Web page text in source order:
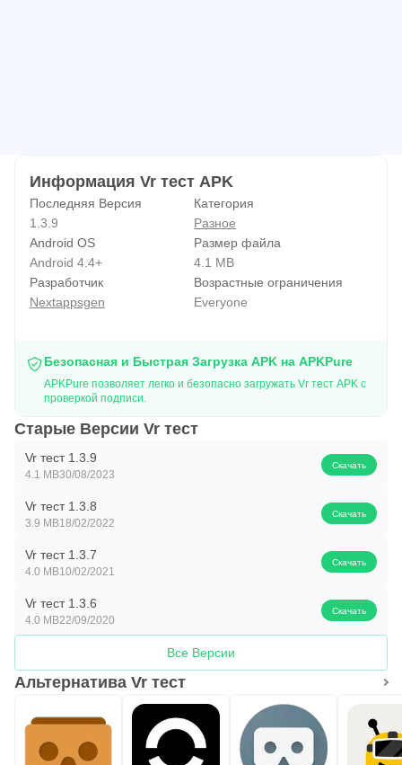
гироскоп, магнитометр и компас
✔ Определить диагональ и размер экрана
✔ Определить плотность пикселей (PPI) и узнать
достаточна ли она для комфортного просмотра
✔ Проверка разрешения экрана
✔ Простой и современный дизайн
✔ Точное измерение
✔ Поддерживает русский язык
✔ Не требуется подключение к интернету
✔ Полностью бесплатно
Информация Vr тест APK
Последняя Версия
1.3.9
Категория
Разное
Android OS
Android 4.4+
Размер файла
4.1 MB
Разработчик
Nextappsgen
Возрастные ограничения
Everyone
Безопасная и Быстрая Загрузка APK на APKPure
APKPure позволяет легко и безопасно загружать Vr тест APK с
проверкой подписи.
Старые Версии Vr тест
Vr тест 1.3.9
4.1 MB30/08/2023
Скачать
Vr тест 1.3.8
3.9 MB18/02/2022
Скачать
Vr тест 1.3.7
4.0 MB10/02/2021
Скачать
Vr тест 1.3.6
4.0 MB22/09/2020
Скачать
Все Версии
Альтернатива Vr тест